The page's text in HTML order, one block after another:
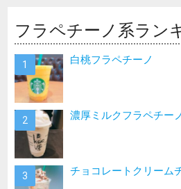
フラペチーノ系ラン
白桃フラペチーノ
濃厚ミルクフラペチー
チョコレートクリーム